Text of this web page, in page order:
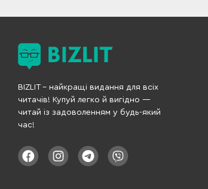
BIZLIT – найкращі видання для всіх
читачів! Купуй легко й вигідно —
читай із задоволенням у будь-який
час!